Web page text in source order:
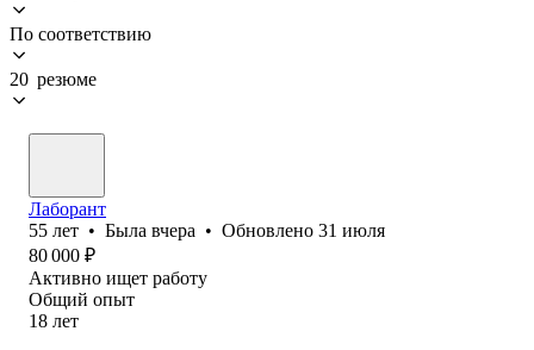
По соответствию
20 резюме
Лаборант
55 лет • Была вчера • Обновлено 31 июля
80 000 ₽
Активно ищет работу
Общий опыт
18 лет